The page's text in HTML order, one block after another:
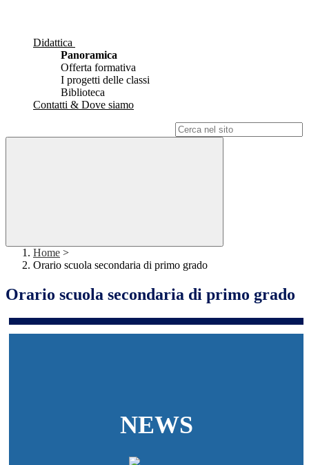
Didattica
Panoramica
Offerta formativa
I progetti delle classi
Biblioteca
Contatti & Dove siamo
Home >
Orario scuola secondaria di primo grado
Orario scuola secondaria di primo grado
NEWS